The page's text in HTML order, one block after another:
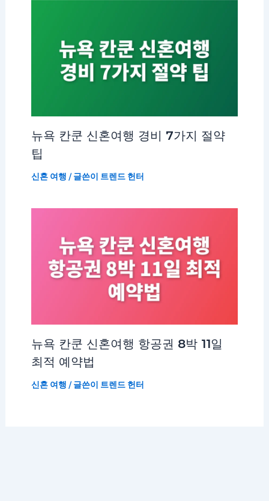
뉴욕 칸쿤 신혼여행 경비 7가지 절약
팁
신혼 여행 / 글쓴이 트렌드 헌터
뉴욕 칸쿤 신혼여행 항공권 8박 11일
최적 예약법
신혼 여행 / 글쓴이 트렌드 헌터